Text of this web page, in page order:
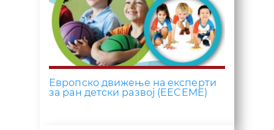
Европско движење на експерти
за ран детски развој (EECEME)